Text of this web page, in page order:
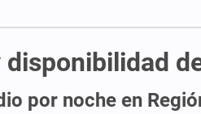
disponibilidad
por noche en